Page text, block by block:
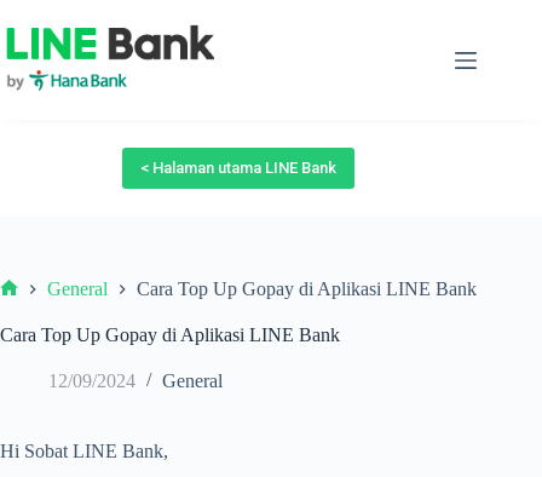
to
content
< Halaman utama LINE Bank
General Cara Top Up Gopay di Aplikasi LINE Bank
Cara Top Up Gopay di Aplikasi LINE Bank
12/09/2024 General
Hi Sobat LINE Bank,